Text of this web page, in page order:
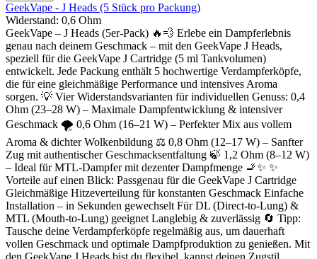
GeekVape - J Heads (5 Stück pro Packung)
Widerstand: 0,6 Ohm
GeekVape – J Heads (5er-Pack) 🔥💨 Erlebe ein Dampferlebnis
genau nach deinem Geschmack – mit den GeekVape J Heads,
speziell für die GeekVape J Cartridge (5 ml Tankvolumen)
entwickelt. Jede Packung enthält 5 hochwertige Verdampferköpfe,
die für eine gleichmäßige Performance und intensives Aroma
sorgen. 💡 Vier Widerstandsvarianten für individuellen Genuss: 0,4
Ohm (23–28 W) – Maximale Dampfentwicklung & intensiver
Geschmack 🌪️ 0,6 Ohm (16–21 W) – Perfekter Mix aus vollem
Aroma & dichter Wolkenbildung ⚖️ 0,8 Ohm (12–17 W) – Sanfter
Zug mit authentischer Geschmacksentfaltung 🍃 1,2 Ohm (8–12 W)
– Ideal für MTL-Dampfer mit dezenter Dampfmenge 🚬✨ ✨
Vorteile auf einen Blick: Passgenau für die GeekVape J Cartridge
Gleichmäßige Hitzeverteilung für konstanten Geschmack Einfache
Installation – in Sekunden gewechselt Für DL (Direct-to-Lung) &
MTL (Mouth-to-Lung) geeignet Langlebig & zuverlässig 🔄 Tipp:
Tausche deine Verdampferköpfe regelmäßig aus, um dauerhaft
vollen Geschmack und optimale Dampfproduktion zu genießen. Mit
den GeekVape J Heads bist du flexibel, kannst deinen Zugstil